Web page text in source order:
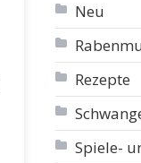
Neu
Rezepte
Spiele-